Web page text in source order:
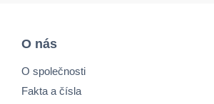
O nás
O společnosti
Fakta a čísla